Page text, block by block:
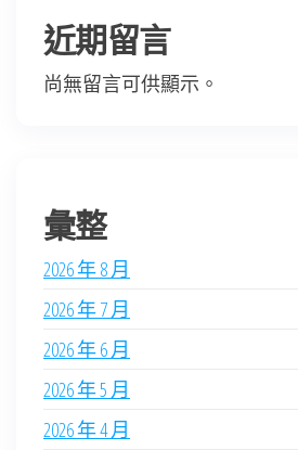
近期留言
尚無留言可供顯示。
彙整
2026 年 8 月
2026 年 7 月
2026 年 6 月
2026 年 5 月
2026 年 4 月